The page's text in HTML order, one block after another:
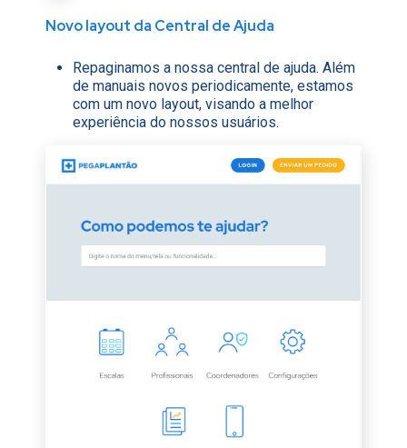
Novo layout da Central de Ajuda
Repaginamos a nossa central de ajuda. Além
de manuais novos periodicamente, estamos
com um novo layout, visando a melhor
experiência do nossos usuários.